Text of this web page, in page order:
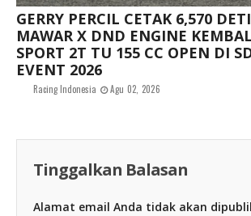
GERRY PERCIL CETAK 6,570
MAWAR X DND ENGINE
SPORT 2T TU 155 CC OPEN DI
EVENT 2026
Racing Indonesia Agu 02, 2026
Tinggalkan Balasan
Alamat email Anda tidak akan